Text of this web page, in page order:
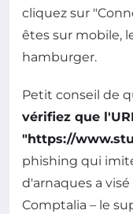
cliquez sur
êtes sur mobile,
hamburger.
Petit conseil de
vérifiez que
"https://
phishing qui
d'arnaques a
Comptalia – le